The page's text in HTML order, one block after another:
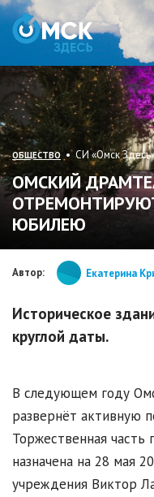
ОБЩЕСТВО • СИ «Омск
ОМСКИЙ
ЮБИЛЕЮ
Автор: Екатерина
Историческое
круглой даты.
В следующем году
развернёт активную
Торжественная часть
назначена на 28 мая
учреждения Виктор